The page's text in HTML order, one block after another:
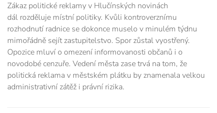
Zákaz politické reklamy v Hlučínských novinách
dál rozděluje místní politiky. Kvůli kontroverznímu
rozhodnutí radnice se dokonce muselo v minulém týdnu
mimořádně sejít zastupitelstvo. Spor zůstal vyostřený.
Opozice mluví o omezení informovanosti občanů i o
novodobé cenzuře. Vedení města zase trvá na tom, že
politická reklama v městském plátku by znamenala velkou
administrativní zátěž i právní rizika.